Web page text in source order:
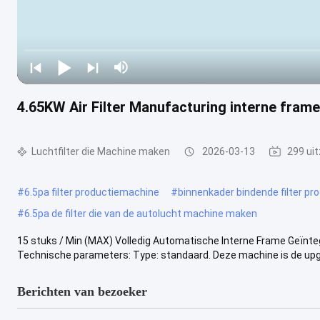
4.65KW Air Filter Manufacturing interne
Luchtfilter die Machine maken 2026-03-13 299
#6.5pa filter productiemachine #binnenkader bindende filter
#6.5pa de filter die van de autolucht machine maken
15 stuks / Min (MAX) Volledig Automatische Interne Frame
Technische parameters: Type: standaard. Deze machine is de
Berichten van bezoeker